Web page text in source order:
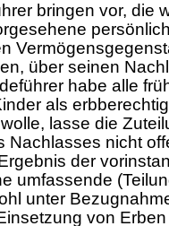
bringen vor, die
über seinen
habe alle
als
lasse die
Nachlasses nicht
der
umfassende
unter
von